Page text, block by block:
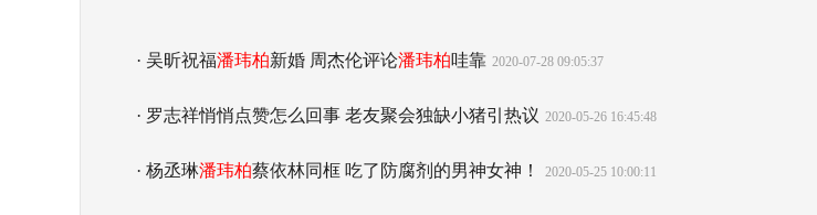
· 吴昕祝福潘玮柏新婚 周杰伦评论潘玮柏哇靠 2020-07-28 09:05:37
· 罗志祥悄悄点赞怎么回事 老友聚会独缺小猪引热议 2020-05-26 16:45:48
· 杨丞琳潘玮柏蔡依林同框 吃了防腐剂的男神女神！ 2020-05-25 10:00:11